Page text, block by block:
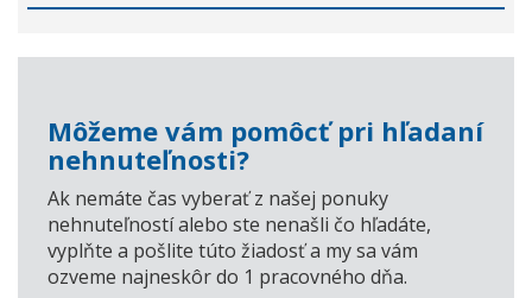
Môžeme vám pomôcť pri hľadaní
nehnuteľnosti?
Ak nemáte čas vyberať z našej ponuky
nehnuteľností alebo ste nenašli čo hľadáte,
vyplňte a pošlite túto žiadosť a my sa vám
ozveme najneskôr do 1 pracovného dňa.